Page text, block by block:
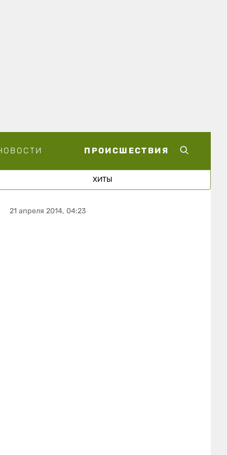
ПРОИСШЕСТВИЯ
ХИТЫ
21 апреля 2014, 04:23